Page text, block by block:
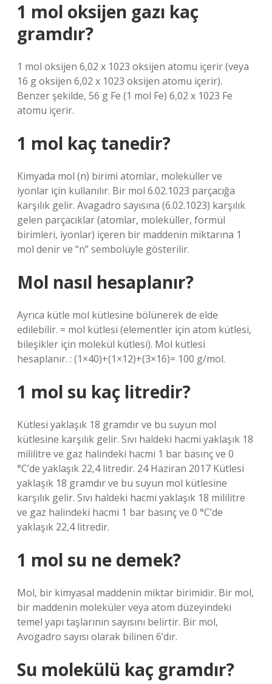
1 mol oksijen gazı kaç
gramdır?
1 mol oksijen 6,02 x 1023 oksijen atomu içerir (veya
16 g oksijen 6,02 x 1023 oksijen atomu içerir).
Benzer şekilde, 56 g Fe (1 mol Fe) 6,02 x 1023 Fe
atomu içerir.
1 mol kaç tanedir?
Kimyada mol (n) birimi atomlar, moleküller ve
iyonlar için kullanılır. Bir mol 6.02.1023 parçacığa
karşılık gelir. Avagadro sayısına (6.02.1023) karşılık
gelen parçacıklar (atomlar, moleküller, formül
birimleri, iyonlar) içeren bir maddenin miktarına 1
mol denir ve “n” sembolüyle gösterilir.
Mol nasıl hesaplanır?
Ayrıca kütle mol kütlesine bölünerek de elde
edilebilir. = mol kütlesi (elementler için atom kütlesi,
bileşikler için molekül kütlesi). Mol kütlesi
hesaplanır. : (1×40)+(1×12)+(3×16)= 100 g/mol.
1 mol su kaç litredir?
Kütlesi yaklaşık 18 gramdır ve bu suyun mol
kütlesine karşılık gelir. Sıvı haldeki hacmi yaklaşık 18
mililitre ve gaz halindeki hacmi 1 bar basınç ve 0
°C’de yaklaşık 22,4 litredir. 24 Haziran 2017 Kütlesi
yaklaşık 18 gramdır ve bu suyun mol kütlesine
karşılık gelir. Sıvı haldeki hacmi yaklaşık 18 mililitre
ve gaz halindeki hacmi 1 bar basınç ve 0 °C’de
yaklaşık 22,4 litredir.
1 mol su ne demek?
Mol, bir kimyasal maddenin miktar birimidir. Bir mol,
bir maddenin moleküler veya atom düzeyindeki
temel yapı taşlarının sayısını belirtir. Bir mol,
Avogadro sayısı olarak bilinen 6’dır.
Su molekülü kaç gramdır?